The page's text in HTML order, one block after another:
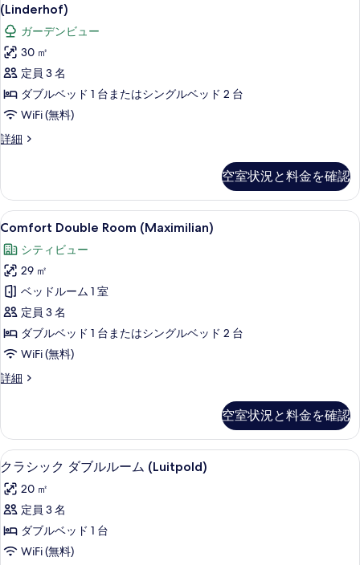
の
す
べ
て
の
真
表
示
す
る
ル
ル
ー
ム
浴
槽
の
細
ン
フ
ォ
ー
ト
ダ
ブ
ー
ム
バ
ル
コ
ニ
ー
ガ
ー
デ
ュ
ー
(Linderhof)
の
す
べ
(Linderhof)
ガーデンビュー
30 ㎡
定員 3 名
ダブルベッド 1 台またはシングルベッド 2 台
WiFi (無料)
詳細
コ
ー
ト
ダ
ル
ル
ー
ム
バ
ル
コ
ニ
ガ
ン
ビ
ュ
ー
(Linderhof)
の
詳
細
空室状況と料金を確認
Comfort
Double
Room
(Maximilian)
の
す
べ
て
の
を
表
示
す
る
Comfort Double Room (Maximilian)
5
Comfort Double Room (Maximilian)
シティビュー
29 ㎡
ベッドルーム 1 室
定員 3 名
ダブルベッド 1 台またはシングルベッド 2 台
WiFi (無料)
詳細
Comfort
の
詳
細
空室状況と料金を確認
ク
ラ
シ
ッ
ク
低刺激性寝具、ピロートップベッド
5
クラシック ダブルルーム (Luitpold)
20 ㎡
定員 3 名
ダブルベッド 1 台
WiFi (無料)